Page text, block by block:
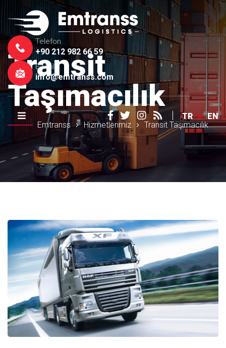
Telefon
+90 212 982 66 59
E-Mail
info@emtranss.com
TR EN
Transit
Taşımacılık
Emtranss Hizmetlerimiz Transit Taşımacılık